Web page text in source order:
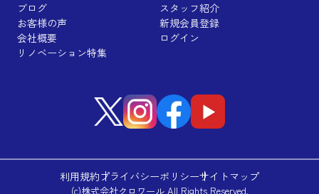
ブログ
スタッフ紹介
お客様の声
新規会員登録
会社概要
ログイン
リノベーション特集
利用規約プライバシーポリシーサイトマップ
(c)株式会社クロワール All Rights Reserved.